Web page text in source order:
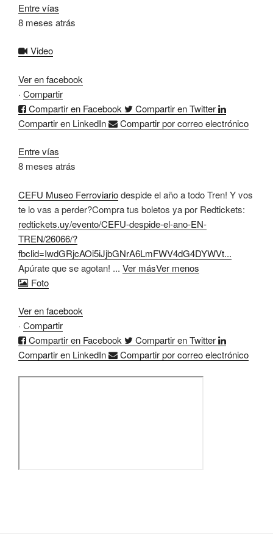
Entre vías
8 meses atrás
Video
Ver en facebook
· Compartir
Compartir en Facebook
Compartir en Twitter
Compartir en LinkedIn
Compartir por correo electrónico
Entre vías
8 meses atrás
CEFU Museo Ferroviariodespide el año a todo Tren! Y vos
te lo vas a perder?Compra tus boletos ya por Redtickets:
redtickets.uy/evento/CEFU-despide-el-ano-EN-
TREN/26066/?
fbclid=IwdGRjcAOi5iJjbGNrA6LmFWV4dG4DYWVt...
Apúrate que se agotan! ... Ver másVer menos
Foto
Ver en facebook
· Compartir
Compartir en Facebook
Compartir en Twitter
Compartir en LinkedIn
Compartir por correo electrónico